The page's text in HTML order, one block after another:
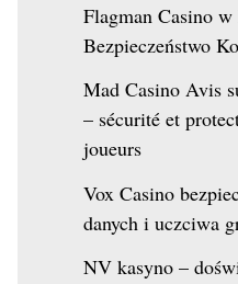
Flagman Casino w
Bezpieczeństwo
Mad Casino Avis
– sécurité et
joueurs
Vox Casino
danych i uczciwa
NV kasyno –